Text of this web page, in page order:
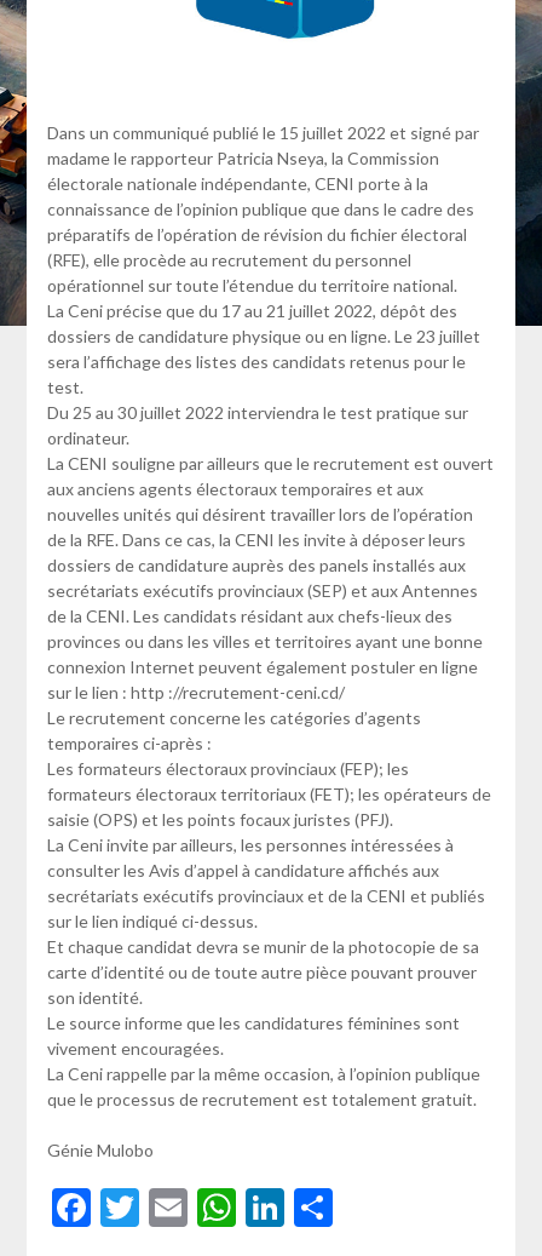
Dans un communiqué publié le 15 juillet 2022 et signé par
madame le rapporteur Patricia Nseya, la Commission
électorale nationale indépendante, CENI porte à la
connaissance de l’opinion publique que dans le cadre des
préparatifs de l’opération de révision du fichier électoral
(RFE), elle procède au recrutement du personnel
opérationnel sur toute l’étendue du territoire national.
La Ceni précise que du 17 au 21 juillet 2022, dépôt des
dossiers de candidature physique ou en ligne. Le 23 juillet
sera l’affichage des listes des candidats retenus pour le
test.
Du 25 au 30 juillet 2022 interviendra le test pratique sur
ordinateur.
La CENI souligne par ailleurs que le recrutement est ouvert
aux anciens agents électoraux temporaires et aux
nouvelles unités qui désirent travailler lors de l’opération
de la RFE. Dans ce cas, la CENI les invite à déposer leurs
dossiers de candidature auprès des panels installés aux
secrétariats exécutifs provinciaux (SEP) et aux Antennes
de la CENI. Les candidats résidant aux chefs-lieux des
provinces ou dans les villes et territoires ayant une bonne
connexion Internet peuvent également postuler en ligne
sur le lien : http ://recrutement-ceni.cd/
Le recrutement concerne les catégories d’agents
temporaires ci-après :
Les formateurs électoraux provinciaux (FEP); les
formateurs électoraux territoriaux (FET); les opérateurs de
saisie (OPS) et les points focaux juristes (PFJ).
La Ceni invite par ailleurs, les personnes intéressées à
consulter les Avis d’appel à candidature affichés aux
secrétariats exécutifs provinciaux et de la CENI et publiés
sur le lien indiqué ci-dessus.
Et chaque candidat devra se munir de la photocopie de sa
carte d’identité ou de toute autre pièce pouvant prouver
son identité.
Le source informe que les candidatures féminines sont
vivement encouragées.
La Ceni rappelle par la même occasion, à l’opinion publique
que le processus de recrutement est totalement gratuit.
Génie Mulobo
Facebook
Twitter
EmailWhatsApp
LinkedIn
Partager